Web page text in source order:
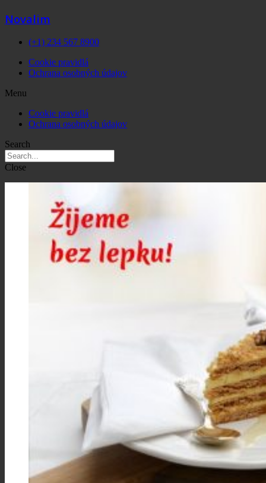
Novalim
(+1) 234 567 8900
Cookie pravidlá
Ochrana osobných údajov
Menu
Cookie pravidlá
Ochrana osobných údajov
Search
Close